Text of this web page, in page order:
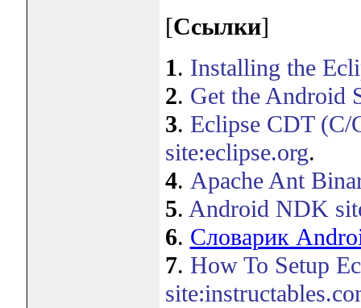
[Ссылки]
1. Installing the
2. Get the Android
3. Eclipse CDT (C/
site:eclipse.org.
4. Apache Ant
5. Android NDK
6. Словарик
7. How To Setup